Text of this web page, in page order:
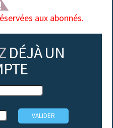
aux abonnés.
DÉJÀ UN